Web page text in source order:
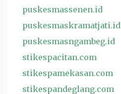
puskesmassenen.id
puskesmaskramatjati.id
puskesmasngambeg.id
stikespacitan.com
stikespamekasan.com
stikespandeglang.com